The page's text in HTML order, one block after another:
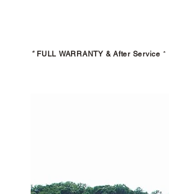
* FULL WARRANTY & After Service *